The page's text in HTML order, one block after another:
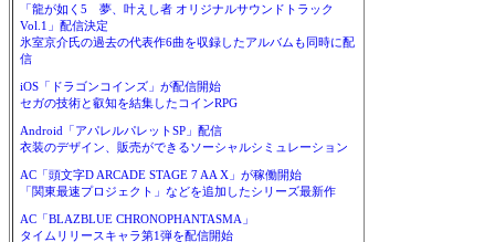
「龍が如く5 夢、叶えし者 オリジナルサウンドトラック
Vol.1」配信決定
氷室京介氏の過去の代表作6曲を収録したアルバムも同時に配
信
iOS「ドラゴンコインズ」が配信開始
セガの技術と叡知を結集したコインRPG
Android「アパレルパレットSP」配信
衣装のデザイン、販売ができるソーシャルシミュレーション
AC「頭文字D ARCADE STAGE 7 AA X」が稼働開始
「関東最速プロジェクト」などを追加したシリーズ最新作
AC「BLAZBLUE CHRONOPHANTASMA」
タイムリリースキャラ第1弾を配信開始